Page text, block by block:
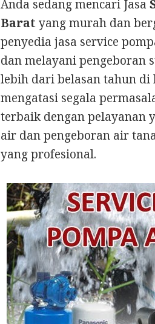
Anda sedang mencari Jasa
Barat yang murah dan
penyedia jasa service
dan melayani pengeboran
lebih dari belasan tahun
mengatasi segala
terbaik dengan pelayanan
air dan pengeboran air
yang profesional.